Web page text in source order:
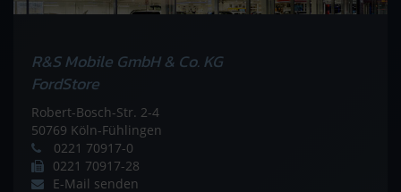
R&S Mobile GmbH & Co. KG
FordStore
Robert-Bosch-Str. 2-4
50769 Köln-Fühlingen
0221 70917-0
0221 70917-28
E-Mail senden